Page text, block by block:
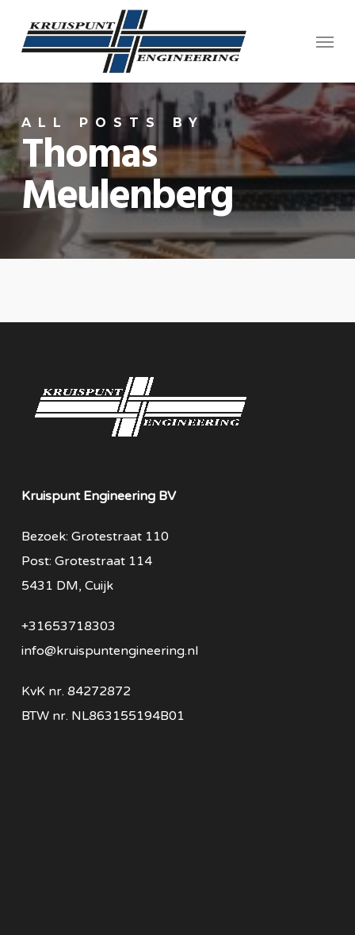
content
Menu
ALL POSTS BY
Thomas
Meulenberg
Kruispunt Engineering BV
Bezoek: Grotestraat 110
Post: Grotestraat 114
5431 DM, Cuijk
+31653718303
info@kruispuntengineering.nl
KvK nr. 84272872
BTW nr. NL863155194B01